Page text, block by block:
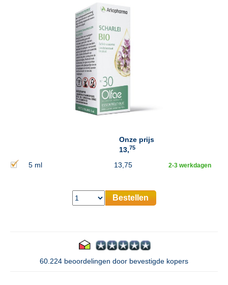
Onze prijs
13,75
5 ml 13,75 2-3 werkdagen
Bestellen
60.224 beoordelingen door bevestigde kopers